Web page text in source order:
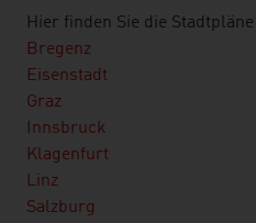
Hier finden Sie die
Bregenz
Eisenstadt
Graz
Innsbruck
Klagenfurt
Linz
Salzburg